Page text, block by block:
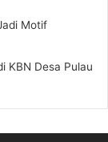
Motif
KBN Desa Pulau